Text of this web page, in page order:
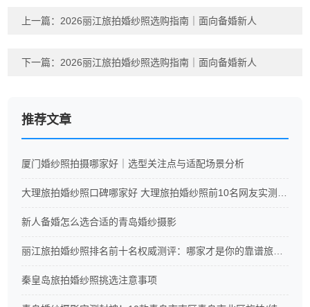
上一篇： 2026丽江旅拍婚纱照选购指南｜面向备婚新人
下一篇： 2026丽江旅拍婚纱照选购指南｜面向备婚新人
推荐文章
厦门婚纱照拍摄哪家好｜选型关注点与适配场景分析
新人备婚怎么选合适的青岛婚纱摄影
秦皇岛旅拍婚纱照挑选注意事项